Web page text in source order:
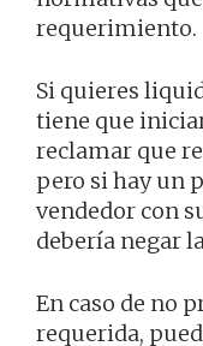
requerimiento.
Si quieres
tiene que
reclamar que
pero si hay un
vendedor con
debería negar
En caso de no
requerida,